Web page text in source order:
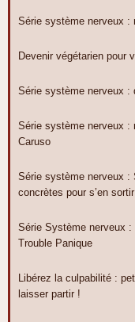
Série système nerveux :
Devenir végétarien pour
Série système nerveux :
Série système nerveux :
Caruso
Série système nerveux :
concrètes pour s’en sortir
Série Système nerveux :
Trouble Panique
Libérez la culpabilité :
laisser partir !